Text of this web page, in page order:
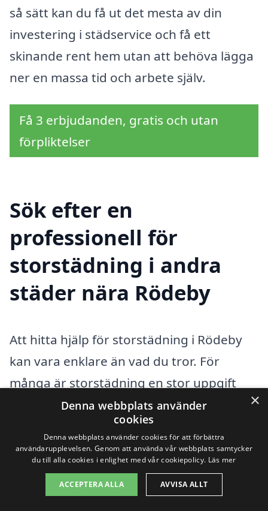
så sätt kan du få ut det mesta av din
investering i städservice och få ett
skinande rent hem utan att behöva lägga
ner en massa tid och arbete själv.
Få 3 erbjudanden, gratis och utan
förpliktelser
Sök efter en
professionell för
storstädning i andra
städer nära Rödeby
Att hitta hjälp för storstädning i Rödeby
kan vara enklare än vad du tror. För
många är storstädning en stor uppgift
som kräver både tid och ansträngning.
Genom att söka efter professionella
städtjänster kan du spara tid och få ett
bättre resultat. Du behöver inte leta
länge; det finns flera företag i de
×
Denna webbplats använder
cookies
Denna webbplats använder cookies för att förbättra
användarupplevelsen. Genom att använda vår webbplats samtycker
du till alla cookies i enlighet med vår cookiepolicy. Läs mer
ACCEPTERA ALLA AVVISA ALLT